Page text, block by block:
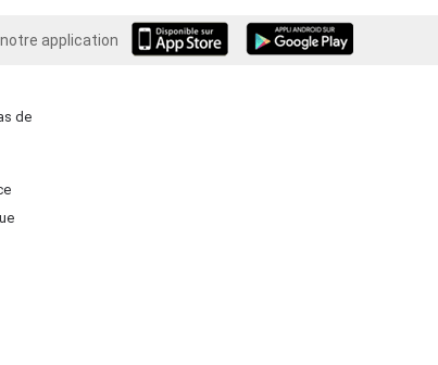
application
Android
de